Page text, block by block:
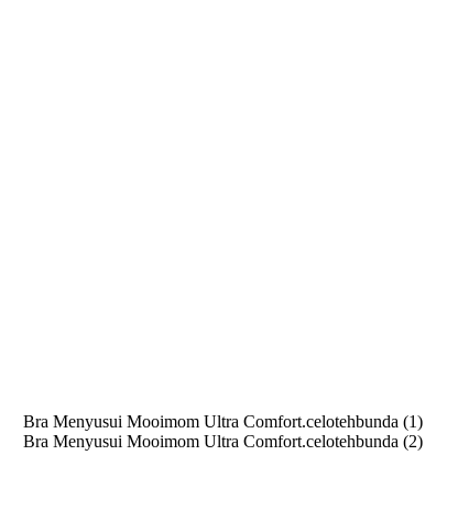
Bra Menyusui Mooimom Ultra Comfort.celotehbunda (1)
Bra Menyusui Mooimom Ultra Comfort.celotehbunda (2)